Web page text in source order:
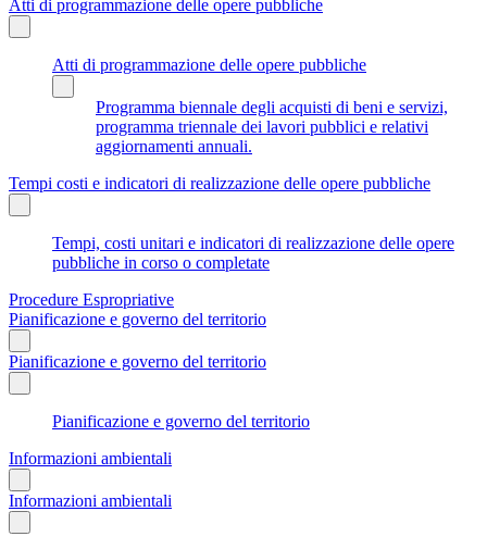
Atti di programmazione delle opere pubbliche
Atti di programmazione delle opere pubbliche
Programma biennale degli acquisti di beni e servizi,
programma triennale dei lavori pubblici e relativi
aggiornamenti annuali.
Tempi costi e indicatori di realizzazione delle opere pubbliche
Tempi, costi unitari e indicatori di realizzazione delle opere
pubbliche in corso o completate
Procedure Espropriative
Pianificazione e governo del territorio
Pianificazione e governo del territorio
Pianificazione e governo del territorio
Informazioni ambientali
Informazioni ambientali